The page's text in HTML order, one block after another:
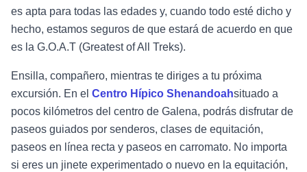
es apta para todas las edades y, cuando todo esté dicho y
hecho, estamos seguros de que estará de acuerdo en que
es la G.O.A.T (Greatest of All Treks).
Ensilla, compañero, mientras te diriges a tu próxima
excursión. En el Centro Hípico Shenandoahsituado a
pocos kilómetros del centro de Galena, podrás disfrutar de
paseos guiados por senderos, clases de equitación,
paseos en línea recta y paseos en carromato. No importa
si eres un jinete experimentado o nuevo en la equitación,